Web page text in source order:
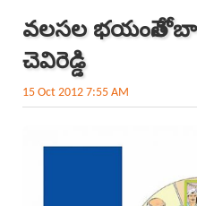
వలసల భయంతోనే
చెవిరెడ్డి
15 Oct 2012 7:55 AM